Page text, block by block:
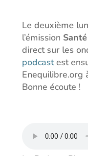
Le deuxième
l’émission
direct sur les
podcastest
Enequilibre.org
Bonne écoute !